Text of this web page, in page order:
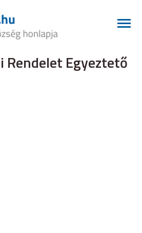
Rendelet Egyeztető